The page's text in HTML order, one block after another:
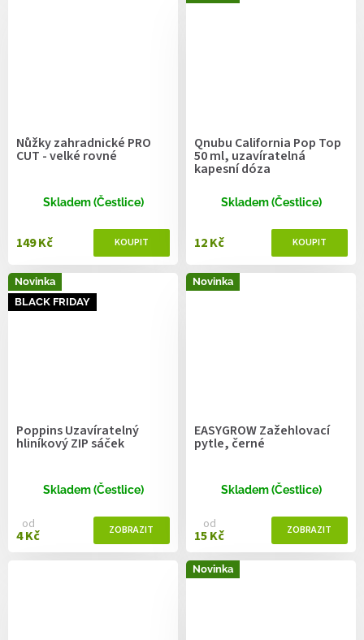
Nůžky zahradnické PRO
CUT - velké rovné
Skladem (Čestlice)
149 Kč
Qnubu California Pop Top
50 ml, uzavíratelná
kapesní dóza
Skladem (Čestlice)
12 Kč
Novinka
BLACK FRIDAY
Poppins Uzavíratelný
hliníkový ZIP sáček
Skladem (Čestlice)
od
4 Kč
Novinka
EASYGROW Zažehlovací
pytle, černé
Skladem (Čestlice)
od
15 Kč
Novinka